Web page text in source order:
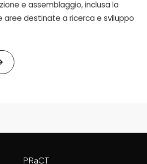
e assemblaggio, inclusa la
aree destinate a ricerca e sviluppo
PRaCT